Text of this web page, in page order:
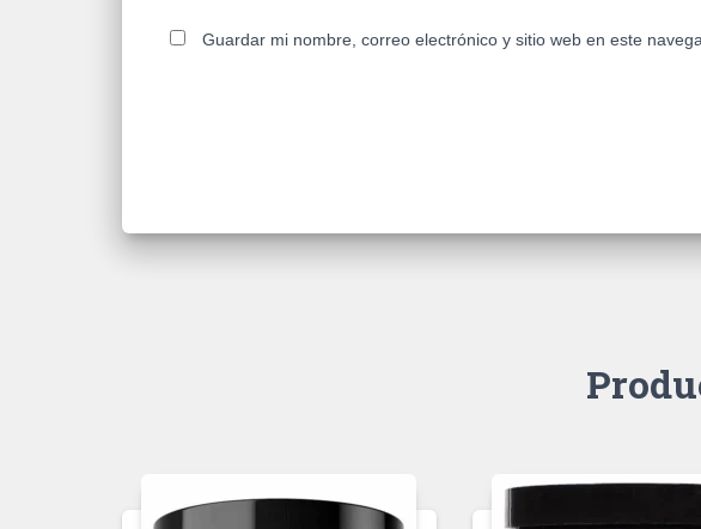
Guardar mi nombre, correo electrónico y sitio web en este